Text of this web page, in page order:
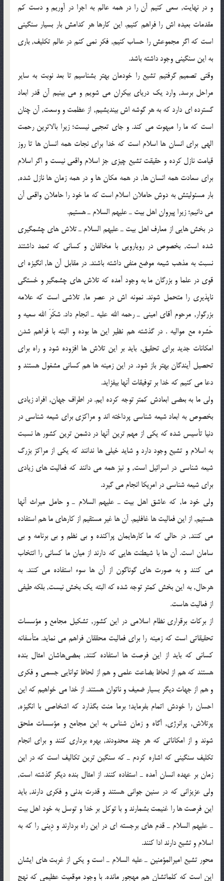
و در نهايت, سعي كنيم آن را در همه عالم به اجرا در آوريم و دست كم
مقدمات بعيده اش را فراهم كنيم. اين كارها هر كدامش بار بسيار سنگيني
است كه اگر مجموعش را حساب كنيم, فكر نمي كنم در عالم تكليف, باري
به اين سنگيني وجود داشته باشد.
وقتي تصميم گرفتيم تشيع را خودمان بهتر بشناسيم تا بعد نوبت به ساير
مراحل برسد, وارد يك درياي بيكران مي شويم و مي بينيم آن قدر ابعاد
گسترده اي دارد كه به هر گوشه اش بينديشيم, از عظمت و وسعت, آن چنان
است كه ما را مبهوت مي كند. و جاي تعجبي نيست؛ زيرا بالاترين رحمت
الهي براي انسان ها اسلام است كه خدا براي نجات همه انسان ها تا روز
قيامت نازل كرده و حقيقت تشيع چيزي جز اسلام واقعي نيست و اگر اسلام
براي سعادت همه انسان ها, در همه مكان ها و در همه زمان ها نازل شده,
بار مسئوليتش به دوش حاملان اسلام است كه ما خود را حاملان واقعي آن
مي دانيم؛ زيرا پيروان اهل بيت ـ عليهم السلام ـ هستيم.
در بخش هايي از معارف اهل بيت ـ عليهم السلام ـ تلاش هاي چشمگيري
شده است, بخصوص در رويارويي با مخالفان و كساني كه تعمد داشتند
نسبت به مذهب شيعه موضع منفي داشته باشند. در مقابل آن ها, انگيزه اي
قوي در علما و بزرگان ما به وجود آمده كه تلاش هاي چشمگير و خستگي
ناپذيري را متحمل شوند. نمونه اش در عصر ما, تلاشي است كه علامه
بزرگوار, مرحوم آقاي اميني ـ رحمه الله عليه ـ انجام داد. شكَرَ الله سعيه و
حَشره مع مواليه . در گذشته هم نظير اين ها بوده و البته با فراهم شدن
امكانات جديد براي تحقيق, بايد بر اين تلاش ها افزوده شود و راه براي
تحصيل آيندگان بهتر باز شود. در اين زمينه ها هم كساني مشغول هستند و
دعا مي كنيم كه خدا بر توفيقات آنها بيفزايد.
ولي ما به بعضي ابعادش كمتر توجه كرده ايم. در اطراف جهان, افراد زيادي
بخصوص به ابعاد شيعه شناسي پرداخته اند و مراكزي براي شيعه شناسي در
دنيا تأسيس شده كه يكي از مهم ترين آنها در دشمن ترين كشور ها نسبت
به اسلام و تشيع وجود دارد و شايد خيلي ها ندانند كه يكي از مراكز بزرگ
شيعه شناسي در اسرائيل است, و نيز همه مي دانند كه فعاليت هاي زيادي
براي شيعه شناسي در امريكا انجام مي گيرد.
ولي خود ما, كه عاشق اهل بيت ـ عليهم السلام ـ و حامل ميراث آنها
هستيم, از اين فعاليت ها غافليم. آن ها غير مستقيم از كارهاي ما هم استفاده
مي كنند, در حالي كه ما كارهايمان پراكنده و بي نظم و بي برنامه و بي
سامان است. آن ها با شيطنت هايي كه دارند از ميان ما كساني را انتخاب
مي كنند و به صورت هاي گوناگون از آن ها سوء استفاده مي كنند. به
هرحال, به اين بخش كمتر توجه شده كه البته يك بخش نيست, بلكه طيفي
از فعاليت هاست.
از بركات برقراري نظام اسلامي در اين كشور, تشكيل مجامع و مؤسسات
تحقيقاتي است كه زمينه را براي فعاليت محققان فراهم مي نمايد. متأسفانه
كساني كه بايد از اين فرصت ها استفاده كنند, بعضي‌هاشان امثال بنده
هستند كه هم از لحاظ بضاعت علمي و هم از لحاظ توانايي جسمي و فكري
و هم از جهات ديگر بسيار ضعيف و ناتوان هستند. از خدا مي خواهيم كه اين
احسان را خودش اتمام بفرمايد؛ برما منت بگذارد كه اشخاصي با انگيزه,
پرتلاش, پرانرژي, آگاه و زمان شناس به اين مجامع و مؤسسات ملحق
شوند و از امكاناتي كه هر چند محدودند, بهره برداري كنند و براي انجام
تكليف سنگيني كه اشاره كردم ـ كه سنگين ترين تكاليف است كه در اين
زمان بر عهده انسان آمده ـ استفاده كنند. از امثال بنده ديگر گذشته است,
ولي عزيزاني كه در سنين جواني هستند و قدرت بدني و فكري دارند, بايد
اين فرصت ها را غنيمت بشمارند و با توكل بر خدا و توسل به خود اهل بيت
ـ عليهم السلام ـ قدم هاي برجسته اي در اين راه بردارند و دِيني را كه به
اسلام و تشيع دارند ادا كنند.
محور تشيع اميرالمؤمنين ـ عليه السلام ـ است و يكي از غربت هاي ايشان
اين است كه كلماتشان هم مهجور مانده. با وجود موقعيت عظيمي كه نهج